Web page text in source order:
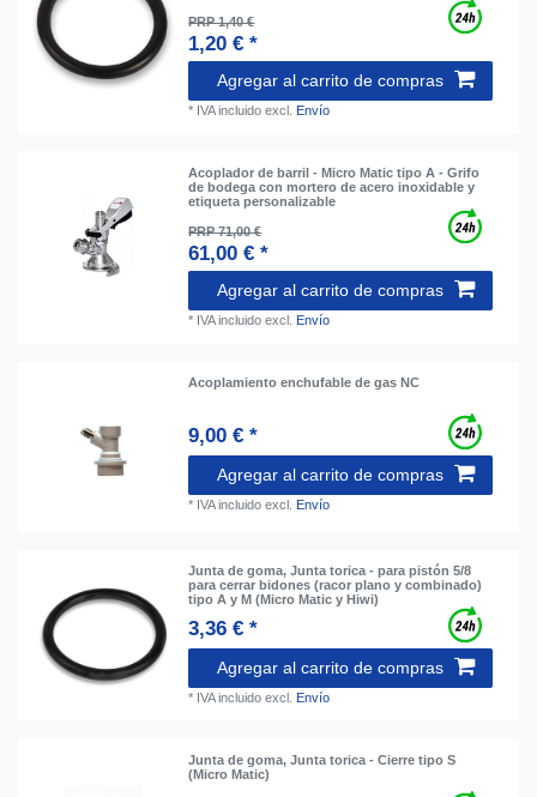
PRP 1,40 €
1,20 € *
Agregar al carrito de compras
* IVA incluido excl. Envío
Acoplador de barril - Micro Matic tipo A - Grifo
de bodega con mortero de acero inoxidable y
etiqueta personalizable
PRP 71,00 €
61,00 € *
Agregar al carrito de compras
* IVA incluido excl. Envío
Acoplamiento enchufable de gas NC
9,00 € *
Agregar al carrito de compras
* IVA incluido excl. Envío
Junta de goma, Junta torica - para pistón 5/8
para cerrar bidones (racor plano y combinado)
tipo A y M (Micro Matic y Hiwi)
3,36 € *
Agregar al carrito de compras
* IVA incluido excl. Envío
Junta de goma, Junta torica - Cierre tipo S
(Micro Matic)